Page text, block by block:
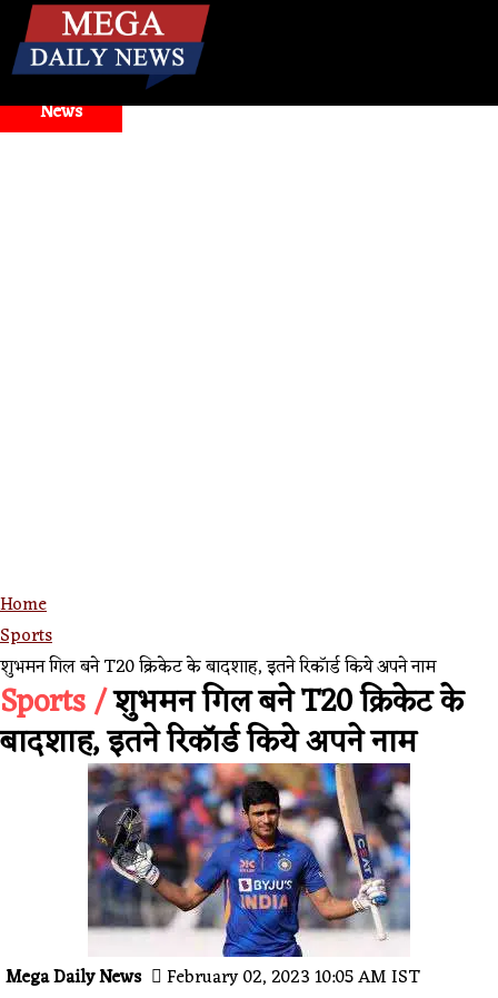
News
Home
Sports
शुभमन गिल बने T20 क्रिकेट के बादशाह, इतने रिकॉर्ड किये अपने नाम
Sports /शुभमन गिल बने T20 क्रिकेट के
बादशाह, इतने रिकॉर्ड किये अपने नाम
Mega Daily News February 02, 2023 10:05 AM IST